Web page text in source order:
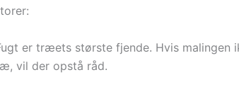
er træets største fjende. Hvis malingen
vil der opstå råd.